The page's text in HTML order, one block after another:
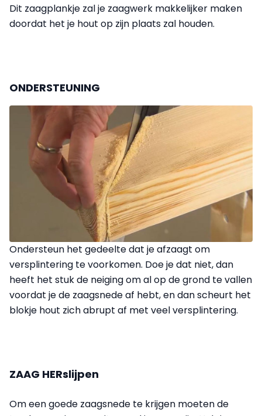
Dit zaagplankje zal je zaagwerk makkelijker maken
doordat het je hout op zijn plaats zal houden.
ONDERSTEUNING
Ondersteun het gedeelte dat je afzaagt om
versplintering te voorkomen. Doe je dat niet, dan
heeft het stuk de neiging om al op de grond te vallen
voordat je de zaagsnede af hebt, en dan scheurt het
blokje hout zich abrupt af met veel versplintering.
ZAAG HERslijpen
Om een goede zaagsnede te krijgen moeten de